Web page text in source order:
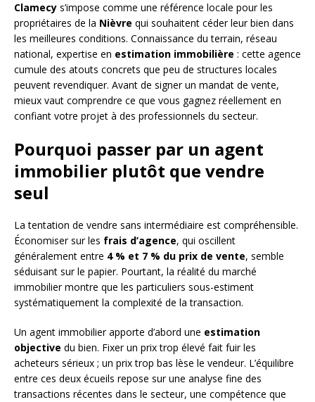
Clamecy s’impose comme une référence locale pour les
propriétaires de la Nièvre qui souhaitent céder leur bien dans
les meilleures conditions. Connaissance du terrain, réseau
national, expertise en estimation immobilière : cette agence
cumule des atouts concrets que peu de structures locales
peuvent revendiquer. Avant de signer un mandat de vente,
mieux vaut comprendre ce que vous gagnez réellement en
confiant votre projet à des professionnels du secteur.
Pourquoi passer par un agent
immobilier plutôt que vendre
seul
La tentation de vendre sans intermédiaire est compréhensible.
Économiser sur les frais d’agence, qui oscillent
généralement entre 4 % et 7 % du prix de vente, semble
séduisant sur le papier. Pourtant, la réalité du marché
immobilier montre que les particuliers sous-estiment
systématiquement la complexité de la transaction.
Un agent immobilier apporte d’abord une estimation
objective du bien. Fixer un prix trop élevé fait fuir les
acheteurs sérieux ; un prix trop bas lèse le vendeur. L’équilibre
entre ces deux écueils repose sur une analyse fine des
transactions récentes dans le secteur, une compétence que